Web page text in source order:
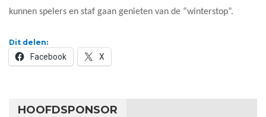
kunnen spelers en staf gaan genieten van de “winterstop”.
Dit delen:
Facebook X
HOOFDSPONSOR